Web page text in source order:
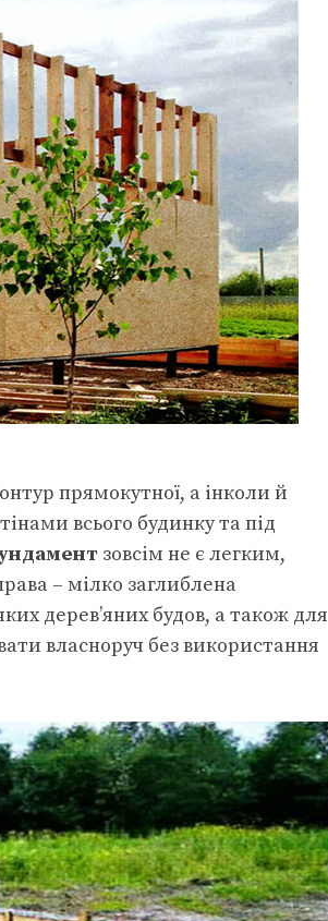
прямокутної, а інколи й
всього будинку та під
зовсім не є легким,
– мілко заглиблена
дерев’яних будов, а також для
власноруч без використання